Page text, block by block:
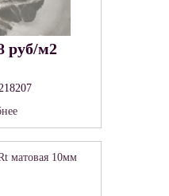
руб/м2
матовая 10мм